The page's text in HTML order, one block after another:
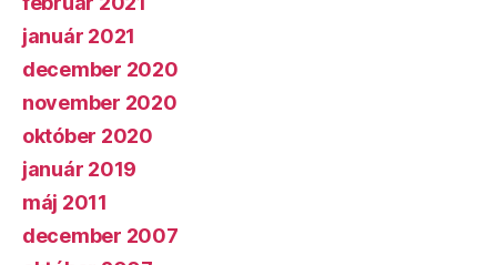
január 2021
december 2020
november 2020
október 2020
január 2019
máj 2011
december 2007